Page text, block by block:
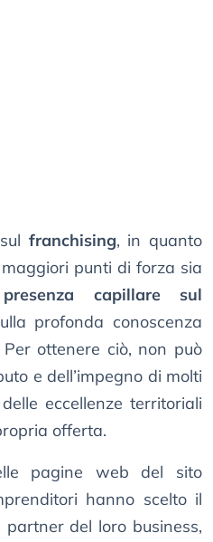
franchising, in quanto
punti di forza sia
presenza capillare sul
profonda conoscenza
ottenere ciò, non può
e dell’impegno di molti
eccellenze territoriali
offerta.
pagine web del sito
hanno scelto il
del loro business,